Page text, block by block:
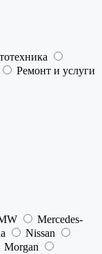
Ремонт и услуги
Mercedes-
Nissan
Morgan